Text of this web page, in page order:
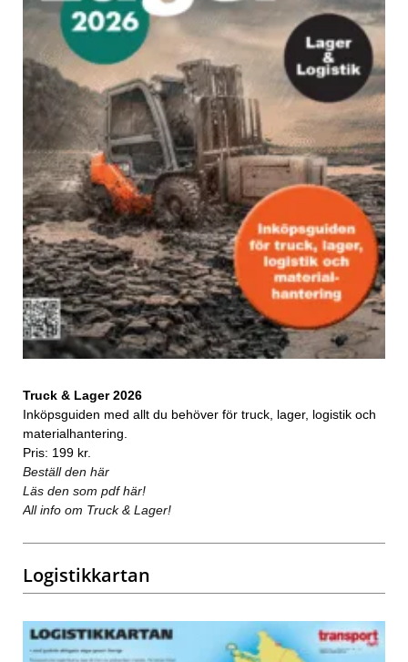
Truck & Lager 2026
Inköpsguiden med allt du behöver för truck, lager, logistik och
materialhantering.
Pris: 199 kr.
Beställ den här
Läs den som pdf här!
All info om Truck & Lager!
Logistikkartan